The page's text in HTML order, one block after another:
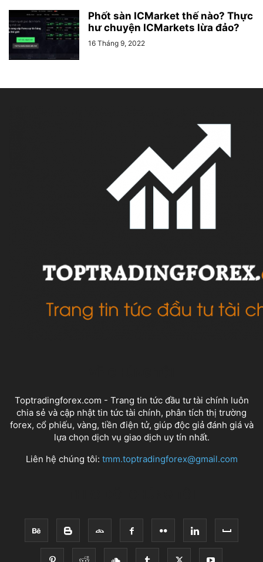
Phốt sàn ICMarket thế nào? Thực
hư chuyện ICMarkets lừa đảo?
16 Tháng 9, 2022
Toptradingforex.com - Trang tin tức đầu tư tài chính luôn
chia sẻ và cập nhật tin tức tài chính, phân tích thị trường
forex, cổ phiếu, vàng, tiền điện tử, giúp độc giả đánh giá và
lựa chọn dịch vụ giao dịch uy tín nhất.
Liên hệ chúng tôi: tmm.toptradingforex@gmail.com